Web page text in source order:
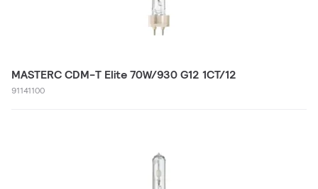
MASTERC CDM-T Elite 70W/930 G12 1CT/12
91141100